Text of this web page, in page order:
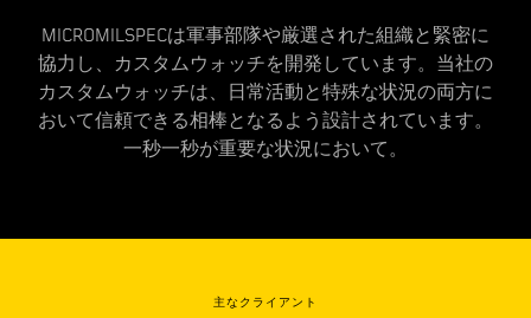
MICROMILSPECは軍事部隊や厳選された組織と緊密に
協力し、カスタムウォッチを開発しています。当社の
カスタムウォッチは、日常活動と特殊な状況の両方に
おいて信頼できる相棒となるよう設計されています。
一秒一秒が重要な状況において。
主なクライアント